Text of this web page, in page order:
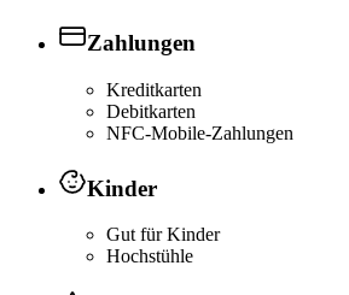
Zahlungen
Kreditkarten
Debitkarten
NFC-Mobile-Zahlungen
Kinder
Gut für Kinder
Hochstühle